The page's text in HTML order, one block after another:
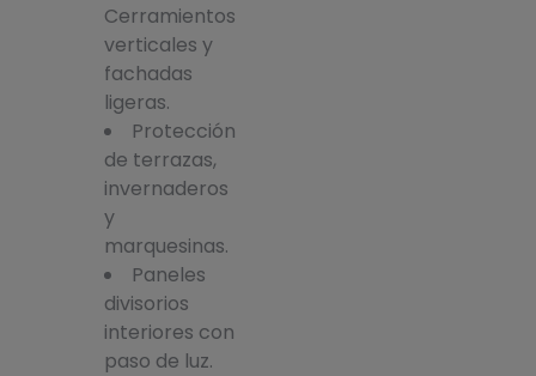
Cerramientos
verticales y
fachadas
ligeras.
Protección
de terrazas,
invernaderos
y
marquesinas.
Paneles
divisorios
interiores con
paso de luz.